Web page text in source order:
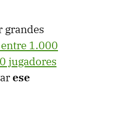
grandes
1.000
jugadores
ese